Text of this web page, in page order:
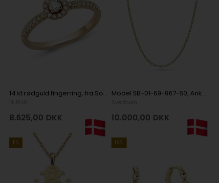
14 kt rødguld fingerring, fra Sofia serien med 1 x 0,08 ct diamant & 32 x 0,005 ct diamanter Wesselton SI
8.625,00 DKK
Model SB-01-69-967-50, Anker Paperclip halskæde 50 cm i 18 karat guld
10.000,00 DKK
11% 19%